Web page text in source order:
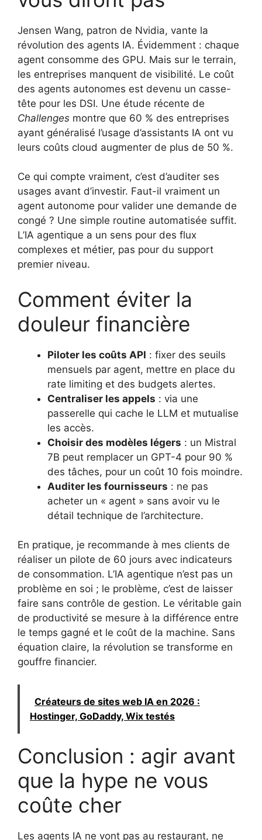
Jensen Wang, patron de Nvidia, vante la
révolution des agents IA. Évidemment : chaque
agent consomme des GPU. Mais sur le terrain,
les entreprises manquent de visibilité. Le coût
des agents autonomes est devenu un casse-
tête pour les DSI. Une étude récente de
Challenges montre que 60 % des entreprises
ayant généralisé l’usage d’assistants IA ont vu
leurs coûts cloud augmenter de plus de 50 %.
Ce qui compte vraiment, c’est d’auditer ses
usages avant d’investir. Faut-il vraiment un
agent autonome pour valider une demande de
congé ? Une simple routine automatisée suffit.
L’IA agentique a un sens pour des flux
complexes et métier, pas pour du support
premier niveau.
Comment éviter la
douleur financière
Piloter les coûts API : fixer des seuils
mensuels par agent, mettre en place du
rate limiting et des budgets alertes.
Centraliser les appels : via une
passerelle qui cache le LLM et mutualise
les accès.
Choisir des modèles légers : un Mistral
7B peut remplacer un GPT-4 pour 90 %
des tâches, pour un coût 10 fois moindre.
Auditer les fournisseurs : ne pas
acheter un « agent » sans avoir vu le
détail technique de l’architecture.
En pratique, je recommande à mes clients de
réaliser un pilote de 60 jours avec indicateurs
de consommation. L’IA agentique n’est pas un
problème en soi ; le problème, c’est de laisser
faire sans contrôle de gestion. Le véritable gain
de productivité se mesure à la différence entre
le temps gagné et le coût de la machine. Sans
équation claire, la révolution se transforme en
gouffre financier.
Créateurs de sites web IA en 2026 :
Hostinger, GoDaddy, Wix testés
Conclusion : agir avant
que la hype ne vous
coûte cher
Les agents IA ne vont pas au restaurant, ne